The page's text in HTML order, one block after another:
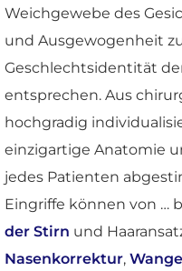
Weichgewebe des
und Ausgewogenheit
Geschlechtsidentität
entsprechen. Aus
hochgradig
einzigartige Anatomie
jedes Patienten
Eingriffe können von …
der Stirn und
Nasenkorrektur,